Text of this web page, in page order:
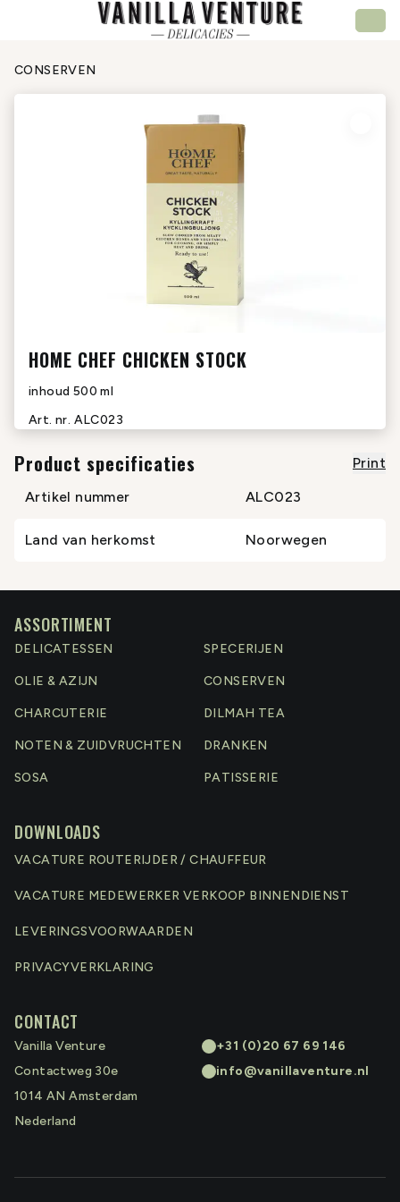
CONSERVEN
HOME CHEF CHICKEN STOCK
inhoud 500 ml
Art. nr. ALC023
Product specificaties
Print
Artikel nummer
ALC023
Land van herkomst Noorwegen
ASSORTIMENT
DELICATESSEN SPECERIJEN
OLIE & AZIJN CONSERVEN
CHARCUTERIE DILMAH TEA
NOTEN & ZUIDVRUCHTEN DRANKEN
SOSA PATISSERIE
DOWNLOADS
VACATURE ROUTERIJDER / CHAUFFEUR
VACATURE MEDEWERKER VERKOOP BINNENDIENST
LEVERINGSVOORWAARDEN
PRIVACYVERKLARING
CONTACT
Vanilla Venture
Contactweg 30e
1014 AN Amsterdam
Nederland
+31 (0)20 67 69 146
info@vanillaventure.nl